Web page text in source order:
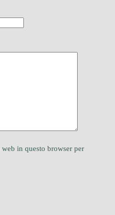
in questo browser per